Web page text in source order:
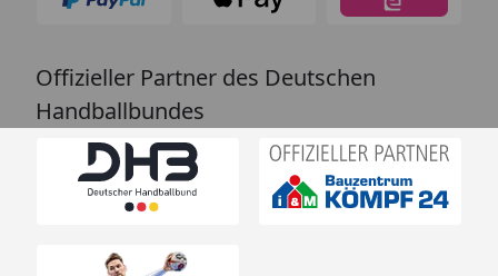
Offizieller Partner des Deutschen
Handballbundes